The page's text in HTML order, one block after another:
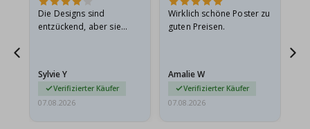
Die Designs sind
entzückend, aber sie
sie…
Sylvie Y
Verifizierter Käufer
07.08.2026
Wirklich schöne Poster zu
guten Preisen.
Amalie W
Verifizierter Käufer
07.08.2026